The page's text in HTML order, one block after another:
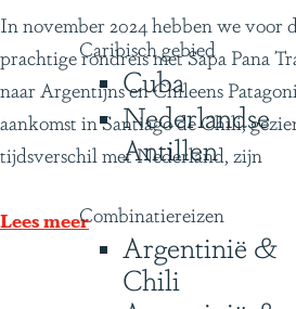
Caribisch gebied
Cuba
Nederlandse
Antillen
Combinatiereizen
Argentinië &
Chili
c
u
a
d
o
G
e
n
o
t
n
In november 2024 hebben we voor
prachtige rondreis met Sapa Pana
naar Argentijns en Chileens
aankomst in Santiago de Chili,
tijdsverschil met Nederland, zijn
Lees meer